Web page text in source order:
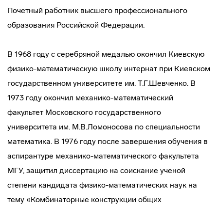
Почетный работник высшего профессионального
образования Российской Федерации.
В 1968 году с серебряной медалью окончил Киевскую
физико-математическую школу интернат при Киевском
государственном университете им. Т.Г.Шевченко. В
1973 году окончил механико-математический
факультет Московского государственного
университета им. М.В.Ломоносова по специальности
математика. В 1976 году после завершения обучения в
аспирантуре механико-математического факультета
МГУ, защитил диссертацию на соискание ученой
степени кандидата физико-математических наук на
тему «Комбинаторные конструкции общих